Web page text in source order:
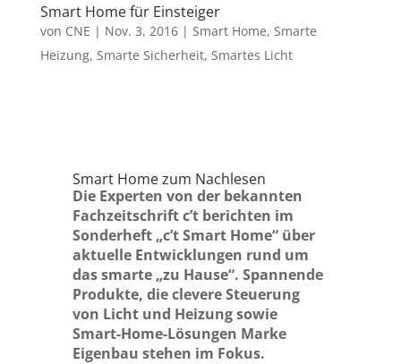
Smart Home für Einsteiger
von CNE | Nov. 3, 2016| Smart Home, Smarte
Heizung, Smarte Sicherheit, Smartes Licht
Smart Home zum Nachlesen
Die Experten von der bekannten
Fachzeitschrift c’t berichten im
Sonderheft „c’t Smart Home“ über
aktuelle Entwicklungen rund um
das smarte „zu Hause“. Spannende
Produkte, die clevere Steuerung
von Licht und Heizung sowie
Smart-Home-Lösungen Marke
Eigenbau stehen im Fokus.